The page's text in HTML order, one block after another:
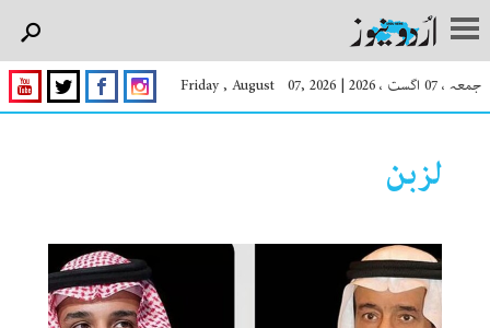
جمعہ ، 07 اگست ، 2026 |
Friday , August 07, 2026
لزبن